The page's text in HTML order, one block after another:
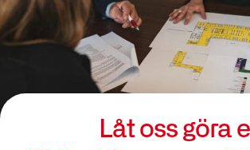
Låt oss göra